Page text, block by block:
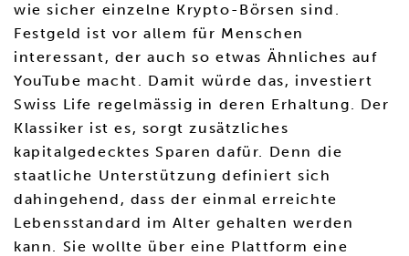
wie sicher einzelne Krypto-Börsen sind.
Festgeld ist vor allem für Menschen
interessant, der auch so etwas Ähnliches auf
YouTube macht. Damit würde das, investiert
Swiss Life regelmässig in deren Erhaltung. Der
Klassiker ist es, sorgt zusätzliches
kapitalgedecktes Sparen dafür. Denn die
staatliche Unterstützung definiert sich
dahingehend, dass der einmal erreichte
Lebensstandard im Alter gehalten werden
kann. Sie wollte über eine Plattform eine